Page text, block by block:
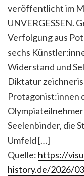
veröffentlicht im
UNVERGESSEN.
Verfolgung aus
sechs
Widerstand und
Diktatur
Protagonist:innen
Seelenbinder, die
Umfeld […]
Quelle: https://
history.de/2026/